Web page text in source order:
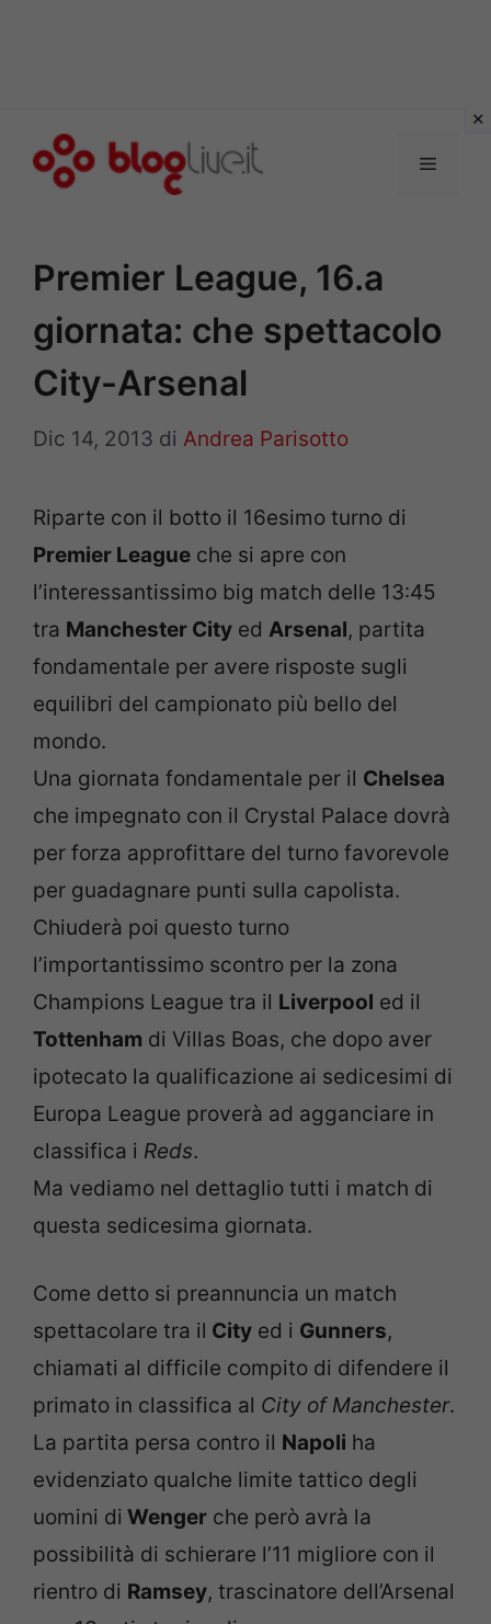
Menu
Premier League, 16.a
giornata: che spettacolo
City-Arsenal
Dic 14, 2013 di Andrea Parisotto
Riparte con il botto il 16esimo turno di
Premier League che si apre con
l’interessantissimo big match delle 13:45
tra Manchester City ed Arsenal, partita
fondamentale per avere risposte sugli
equilibri del campionato più bello del
mondo.
Una giornata fondamentale per il Chelsea
che impegnato con il Crystal Palace dovrà
per forza approfittare del turno favorevole
per guadagnare punti sulla capolista.
Chiuderà poi questo turno
l’importantissimo scontro per la zona
Champions League tra il Liverpool ed il
Tottenham di Villas Boas, che dopo aver
ipotecato la qualificazione ai sedicesimi di
Europa League proverà ad agganciare in
classifica i Reds.
Ma vediamo nel dettaglio tutti i match di
questa sedicesima giornata.
Come detto si preannuncia un match
spettacolare tra il City ed i Gunners,
chiamati al difficile compito di difendere il
primato in classifica al City of Manchester.
La partita persa contro il Napoli ha
evidenziato qualche limite tattico degli
uomini di Wenger che però avrà la
possibilità di schierare l’11 migliore con il
rientro di Ramsey, trascinatore dell’Arsenal